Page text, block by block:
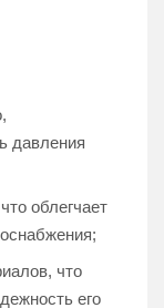
давления
облегчает
что
его